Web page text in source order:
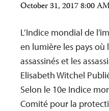
October 31, 2017 8:00
L’Indice mondial de
en lumière les pays où
assassinés et les
Elisabeth Witchel
Selon le 10e Indice
Comité pour la